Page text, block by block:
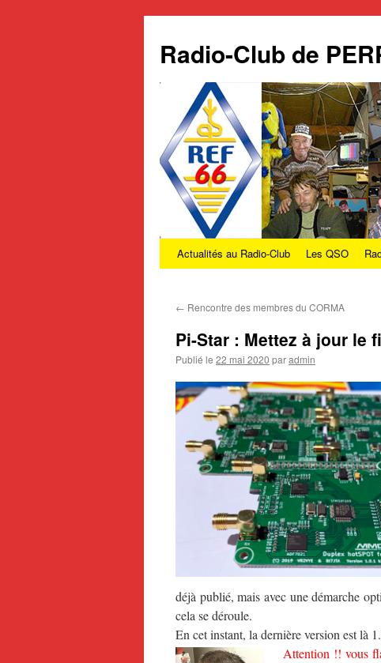
Radio-Club de
Aller
contenu
Actualités au Radio-Club Les QSO
← Rencontre des membres du CORMA
Pi-Star : Mettez à jour le
Publié le 22 mai 2020 paradmin
déjà publié, mais avec une démarche
cela se déroule.
En cet instant, la dernière version est là
Attention !! vous